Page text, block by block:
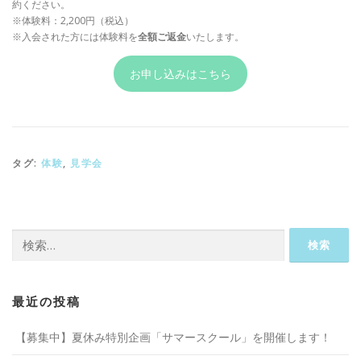
約ください。
※体験料：2,200円（税込）
※入会された方には体験料を全額ご返金いたします。
お申し込みはこちら
タグ: 体験, 見学会
索:
最近の投稿
【募集中】夏休み特別企画「サマースクール」を開催します！